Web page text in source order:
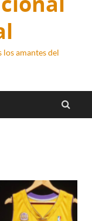
amantes del